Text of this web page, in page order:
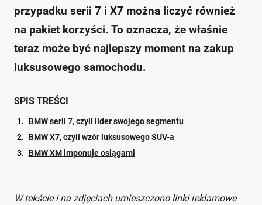
przypadku serii 7 i X7 można liczyć również
na pakiet korzyści. To oznacza, że właśnie
teraz może być najlepszy moment na zakup
luksusowego samochodu.
SPIS TREŚCI
BMW serii 7, czyli lider swojego segmentu
BMW X7, czyli wzór luksusowego SUV-a
BMW XM imponuje osiągami
W tekście i na zdjęciach umieszczono linki reklamowe